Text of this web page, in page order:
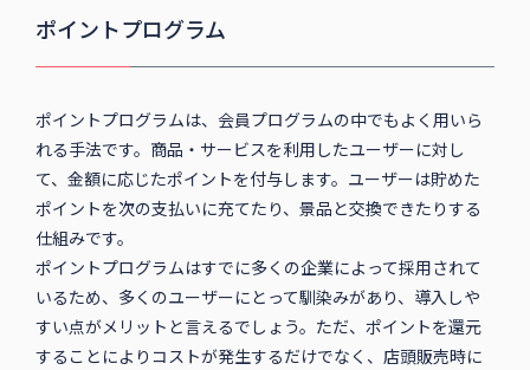
ポイントプログラム
ポイントプログラムは、会員プログラムの中でもよく用いら
れる手法です。商品・サービスを利用したユーザーに対し
て、金額に応じたポイントを付与します。ユーザーは貯めた
ポイントを次の支払いに充てたり、景品と交換できたりする
仕組みです。
ポイントプログラムはすでに多くの企業によって採用されて
いるため、多くのユーザーにとって馴染みがあり、導入しや
すい点がメリットと言えるでしょう。ただ、ポイントを還元
することによりコストが発生するだけでなく、店頭販売時に